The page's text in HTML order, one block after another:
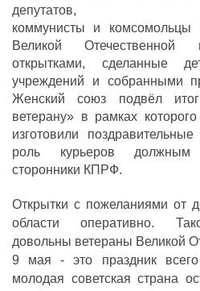
депутатов,
коммунисты и комсомольцы
Великой Отечественной
открытками, сделанные
учреждений и собранными
Женский союз подвёл
ветерану» в рамках
изготовили
роль курьеров должным
сторонники КПРФ.
Открытки с пожеланиями от
области оперативно.
довольны ветераны Великой
9 мая - это праздник всего
молодая советская страна